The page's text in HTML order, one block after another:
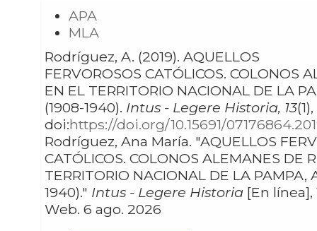
APA
MLA
Rodríguez, A. (2019). AQUELLOS
FERVOROSOS CATÓLICOS. COLONOS
EN EL TERRITORIO NACIONAL DE LA
(1908-1940). Intus - Legere Historia, 13
doi:https://doi.org/10.15691/
Rodríguez, Ana María. "AQUELLOS FERVOROSOS
CATÓLICOS. COLONOS ALEMANES DE
TERRITORIO NACIONAL DE LA PAMPA,
1940)." Intus - Legere Historia [En línea],
Web. 6 ago. 2026